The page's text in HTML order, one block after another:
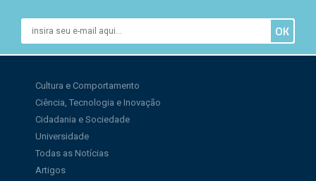
Cultura e Comportamento
Ciência, Tecnologia e Inovação
Cidadania e Sociedade
Universidade
Todas as Notícias
Artigos